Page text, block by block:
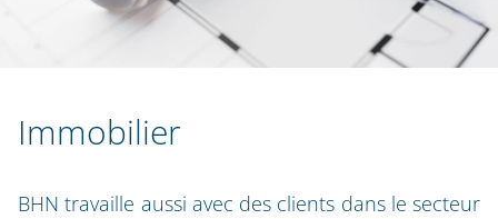
Immobilier
BHN travaille aussi avec des clients dans le secteur